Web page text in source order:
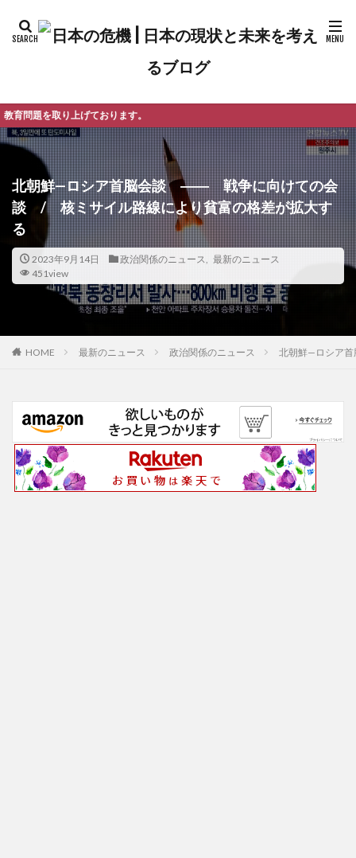
ります。
北朝鮮—ロシア首脳会談 ―― 戦争に向けての会
談 / 核ミサイル路線により貧富の格差が拡大す
る
2023年9月14日 政治関係のニュース
最新のニュース
451view
HOME 最新のニュース 政治関係のニュース 北朝鮮—ロシア